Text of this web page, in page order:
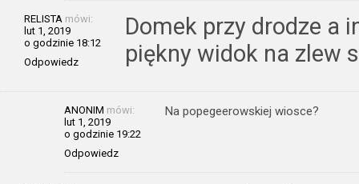
RELISTA mówi:
lut 1, 2019
o godzinie 18:12
Odpowiedz
Domek przy drodze a
piękny widok na zlew
ANONIM mówi:
lut 1, 2019
o godzinie 19:22
Odpowiedz
Na popegeerowskiej wiosce?